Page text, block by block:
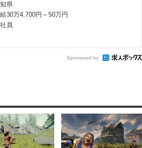
県
30万4,700円～50万円
員
Sponsored by